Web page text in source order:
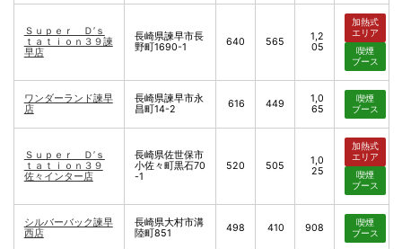
Ｓｕｐｅｒ Ｄ’ｓ
ｔａｔｉｏｎ３９諫
早店
長崎県諫早市長
野町1690-1
640 565
1,2
05
加熱式
エリア
喫煙
ブース
ワンダーランド諫早
店
長崎県諫早市永
昌町14-2
616 449
1,0
65
喫煙
ブース
Ｓｕｐｅｒ Ｄ’ｓ
ｔａｔｉｏｎ３９
佐々インター店
長崎県佐世保市
小佐々町黒石70
-1
520 505
1,0
25
加熱式
エリア
喫煙
ブース
シルバーバック諫早
西店
長崎県大村市溝
陸町851
498 410 908
喫煙
ブース